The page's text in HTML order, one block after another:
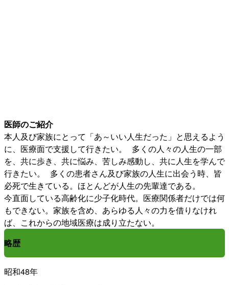
医師のご紹介
本人及び家族にとって「あ～いい人生だった」と思えるよう
に、医療面で支援して行きたい。 多くの人々の人生の一部
を、共に歩き、共に悩み、苦しみ感動し、共に人生を学んで
行きたい。 多くの患者さん及び家族の人生に出会う時、皆
必死で生きている。ほとんどが人生の先輩達である。
今直面している高齢化に少子化時代。医療関係者だけでは何
もできない。家族を含め、あらゆる人々の力を借りなけれ
ば、これからの地域医療は成り立たない。
略歴
昭和48年